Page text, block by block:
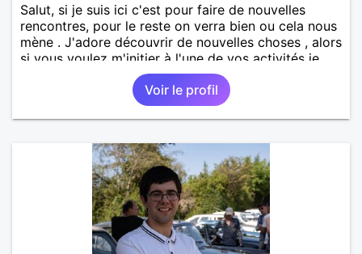
Salut, si je suis ici c'est pour faire de nouvelles
rencontres, pour le reste on verra bien ou cela nous
mène . J'adore découvrir de nouvelles choses , alors
si vous voulez m'initier à l'une de vos activités je
Voir le profil